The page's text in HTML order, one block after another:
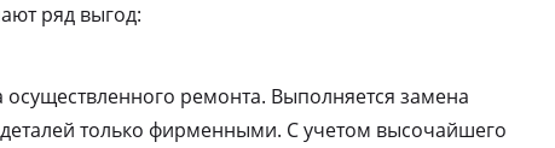
ряд выгод:
осуществленного ремонта. Выполняется замена
только фирменными. С учетом высочайшего